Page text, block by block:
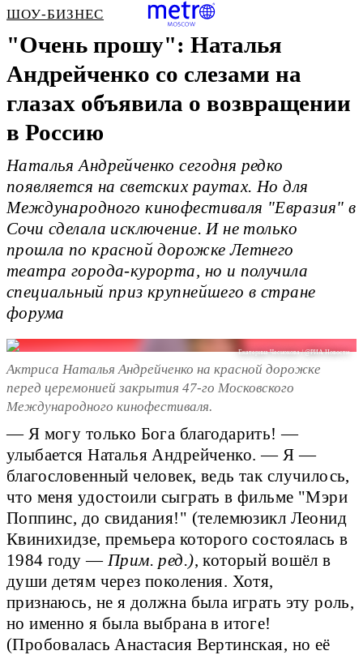
ШОУ-БИЗНЕС
"Очень прошу": Наталья
Андрейченко со слезами на
глазах объявила о возвращении
в Россию
Наталья Андрейченко сегодня редко
появляется на светских раутах. Но для
Международного кинофестиваля "Евразия" в
Сочи сделала исключение. И не только
прошла по красной дорожке Летнего
театра города-курорта, но и получила
специальный приз крупнейшего в стране
форума
Екатерина Чеснокова / @РИА Новости
Актриса Наталья Андрейченко на красной дорожке
перед церемонией закрытия 47-го Московского
Международного кинофестиваля.
— Я могу только Бога благодарить! —
улыбается Наталья Андрейченко. — Я —
благословенный человек, ведь так случилось,
что меня удостоили сыграть в фильме "Мэри
Поппинс, до свидания!" (телемюзикл Леонид
Квинихидзе, премьера которого состоялась в
1984 году —Прим. ред.), который вошёл в
души детям через поколения. Хотя,
признаюсь, не я должна была играть эту роль,
но именно я была выбрана в итоге!
(Пробовалась Анастасия Вертинская, но её